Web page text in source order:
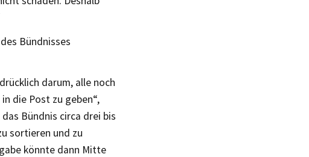
Bündnisses
darum, alle noch
die Post zu geben“,
Bündnis circa drei bis
sortieren und zu
könnte dann Mitte